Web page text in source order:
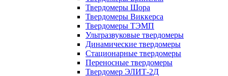
Твердомеры Шора
Твердомеры Виккерса
Твердомеры ТЭМП
Ультразвуковые твердомеры
Динамические твердомеры
Стационарные твердомеры
Переносные твердомеры
Твердомер ЭЛИТ-2Д